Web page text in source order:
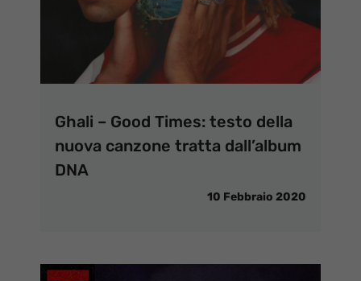
Ghali – Good Times: testo della
nuova canzone tratta dall’album
DNA
10 Febbraio 2020